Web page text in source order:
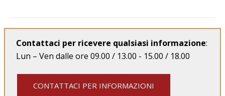
Contattaci per ricevere qualsiasi informazione:
Lun – Ven dalle ore 09.00 / 13.00 - 15.00 / 18.00
CONTATTACI PER INFORMAZIONI